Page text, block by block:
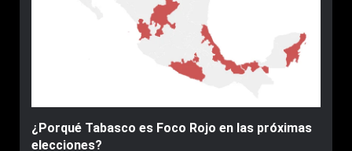
¿Porqué Tabasco es Foco Rojo en las próximas
elecciones?